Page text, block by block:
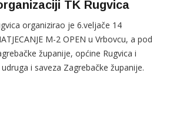
TK Rugvica
organizirao je 6.veljače 14
M-2 OPEN u Vrbovcu, a pod
županije, općine Rugvica i
i saveza Zagrebačke županije.